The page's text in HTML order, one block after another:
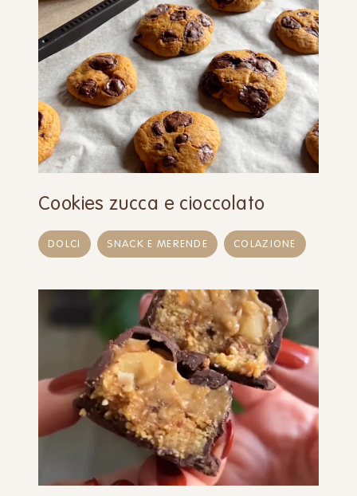
Cookies zucca e cioccolato
DOLCI SNACK E MERENDE COLAZIONE